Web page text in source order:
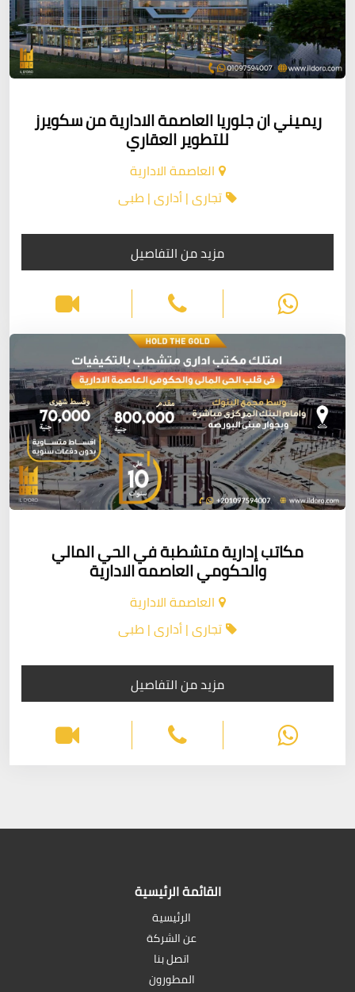
ريميني ان جلوريا العاصمة الادارية من سكويرز
للتطوير العقاري
العاصمة الادارية
تجارى | أدارى | طبى
مزيد من التفاصيل
مكاتب إدارية متشطبة في الحي المالي
والحكومي العاصمه الادارية
العاصمة الادارية
تجارى | أدارى | طبى
مزيد من التفاصيل
القائمة الرئيسية
الرئيسية
عن الشركة
اتصل بنا
المطورون